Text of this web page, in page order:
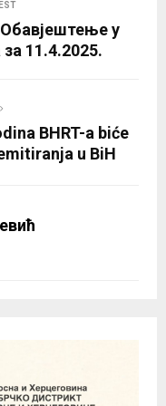
у
11.4.2025.
BHRT-a biće
u BiH